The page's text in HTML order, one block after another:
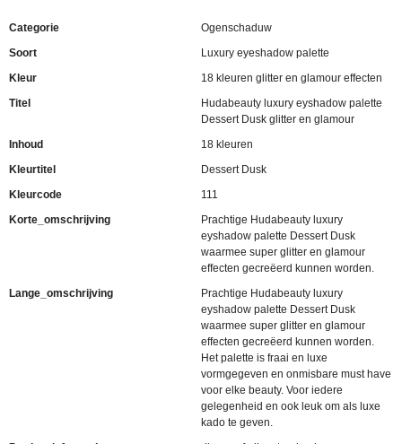
Categorie
Ogenschaduw
Soort
Luxury eyeshadow palette
Kleur
18 kleuren glitter en glamour effecten
Titel
Hudabeauty luxury eyshadow palette
Dessert Dusk glitter en glamour
Inhoud
18 kleuren
Kleurtitel
Dessert Dusk
Kleurcode
111
Korte_omschrijving
Prachtige Hudabeauty luxury
eyshadow palette Dessert Dusk
waarmee super glitter en glamour
effecten gecreëerd kunnen worden.
Lange_omschrijving
Prachtige Hudabeauty luxury
eyshadow palette Dessert Dusk
waarmee super glitter en glamour
effecten gecreëerd kunnen worden.
Het palette is fraai en luxe
vormgegeven en onmisbare must have
voor elke beauty. Voor iedere
gelegenheid en ook leuk om als luxe
kado te geven.